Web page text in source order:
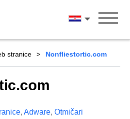
Hrvatski
stranice Nonfliestortic.com
, Adware, Otmičari